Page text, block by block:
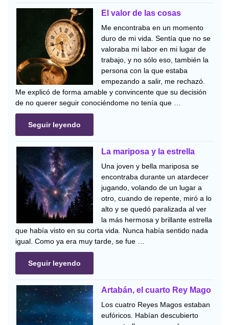
El valor de las cosas
Me encontraba en un momento
duro de mi vida. Sentía que no se
valoraba mi labor en mi lugar de
trabajo, y no sólo eso, también la
persona con la que estaba
empezando a salir, me rechazó.
Me explicó de forma amable y convincente que su decisión
de no querer seguir conociéndome no tenía que …
Seguir leyendo
La mariposa y la estrella
Una joven y bella mariposa se
encontraba durante un atardecer
jugando, volando de un lugar a
otro, cuando de repente, miró a lo
alto y se quedó paralizada al ver
la más hermosa y brillante estrella
que había visto en su corta vida. Nunca había sentido nada
igual. Como ya era muy tarde, se fue …
Seguir leyendo
Artabán, el cuarto Rey Mago
Los cuatro Reyes Magos estaban
eufóricos. Habían descubierto